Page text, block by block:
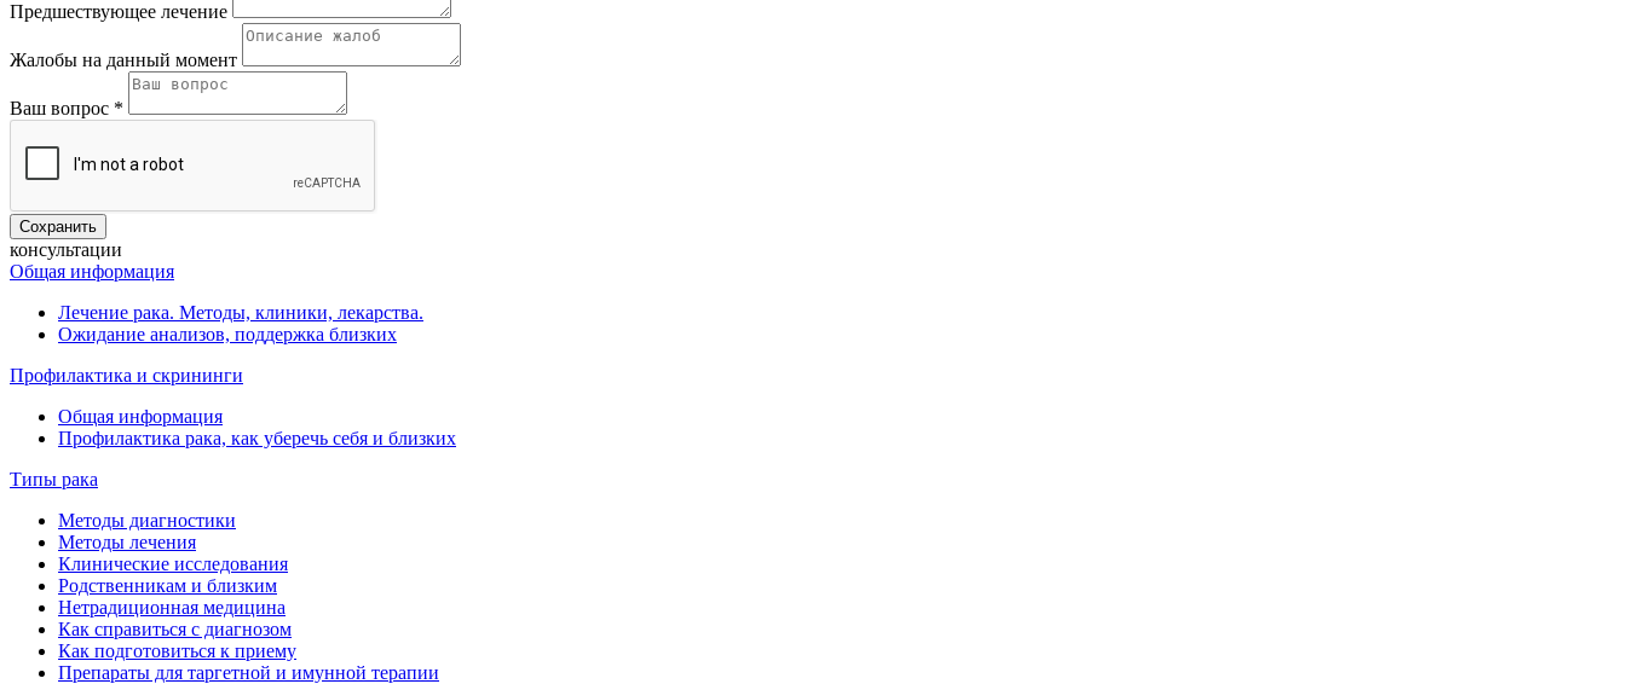
Предшествующее лечение
Жалобы на данный момент
Ваш вопрос *
консультации
Общая информация
Лечение рака. Методы, клиники, лекарства.
Ожидание анализов, поддержка близких
Профилактика и скрининги
Общая информация
Профилактика рака, как уберечь себя и близких
Типы рака
Методы диагностики
Методы лечения
Клинические исследования
Родственникам и близким
Нетрадиционная медицина
Как справиться с диагнозом
Как подготовиться к приему
Препараты для таргетной и имунной терапии